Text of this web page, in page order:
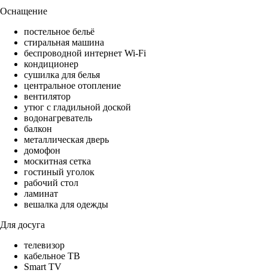
Оснащение
постельное бельё
стиральная машина
беспроводной интернет Wi-Fi
кондиционер
сушилка для белья
центральное отопление
вентилятор
утюг с гладильной доской
водонагреватель
балкон
металлическая дверь
домофон
москитная сетка
гостиный уголок
рабочий стол
ламинат
вешалка для одежды
Для досуга
телевизор
кабельное ТВ
Smart TV